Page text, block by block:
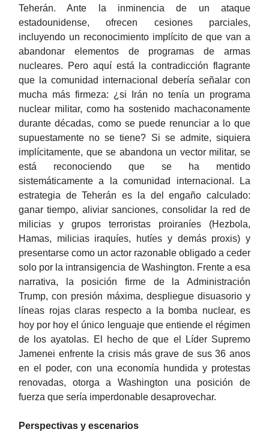
Teherán. Ante la inminencia de un ataque
estadounidense, ofrecen cesiones parciales,
incluyendo un reconocimiento implícito de que van a
abandonar elementos de programas de armas
nucleares. Pero aquí está la contradicción flagrante
que la comunidad internacional debería señalar con
mucha más firmeza: ¿si Irán no tenía un programa
nuclear militar, como ha sostenido machaconamente
durante décadas, como se puede renunciar a lo que
supuestamente no se tiene? Si se admite, siquiera
implícitamente, que se abandona un vector militar, se
está reconociendo que se ha mentido
sistemáticamente a la comunidad internacional. La
estrategia de Teherán es la del engaño calculado:
ganar tiempo, aliviar sanciones, consolidar la red de
milicias y grupos terroristas proiraníes (Hezbola,
Hamas, milicias iraquíes, hutíes y demás proxis) y
presentarse como un actor razonable obligado a ceder
solo por la intransigencia de Washington. Frente a esa
narrativa, la posición firme de la Administración
Trump, con presión máxima, despliegue disuasorio y
líneas rojas claras respecto a la bomba nuclear, es
hoy por hoy el único lenguaje que entiende el régimen
de los ayatolas. El hecho de que el Líder Supremo
Jamenei enfrente la crisis más grave de sus 36 anos
en el poder, con una economía hundida y protestas
renovadas, otorga a Washington una posición de
fuerza que sería imperdonable desaprovechar.
Perspectivas y escenarios